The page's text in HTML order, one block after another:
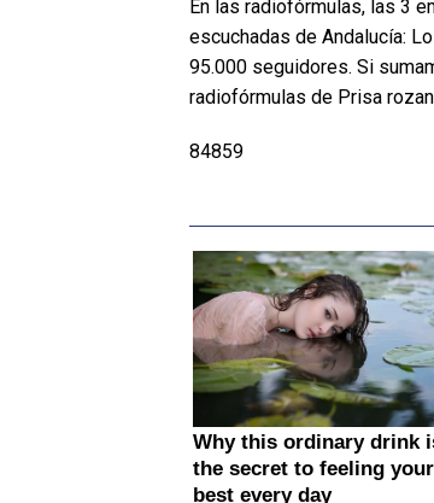
En las radiofórmulas, las 3
escuchadas de Andalucía:
95.000 seguidores. Si
radiofórmulas de Prisa
84859